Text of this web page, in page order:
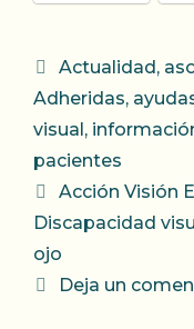
Categorías
Actualidad ,
Adheridas,
visual ,
pacientes
Etiquetas
Acción Visión
Discapacidad
ojo
Deja un